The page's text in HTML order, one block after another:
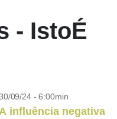
- IstoÉ
09/24 - 6:00min
influência negativa